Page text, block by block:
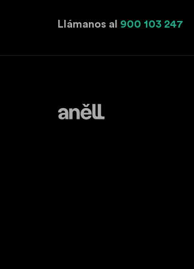
Llámanos al 900 103 247